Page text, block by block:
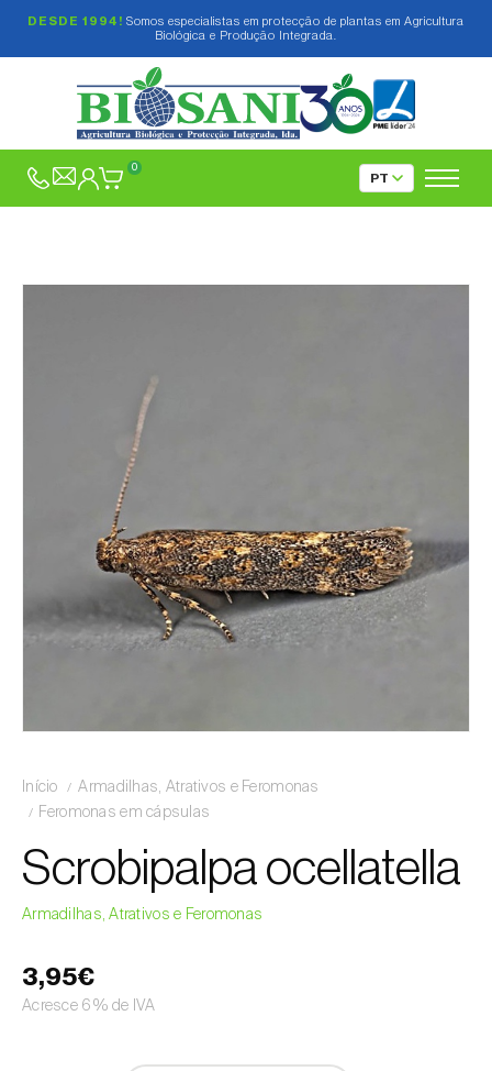
DESDE 1994! Somos especialistas em protecção de plantas em Agricultura
Biológica e Produção Integrada.
0
Início
Armadilhas, Atrativos e Feromonas
Feromonas em cápsulas
Scrobipalpa ocellatella
Armadilhas, Atrativos e Feromonas
3,95€
Acresce 6% de IVA